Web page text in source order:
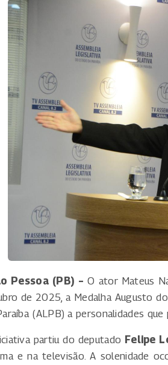
Pessoa (PB) – O ator Mateus
de 2025, a Medalha Augusto
(ALPB) a personalidades
partiu do deputado Felipe
e na televisão. A solenidade